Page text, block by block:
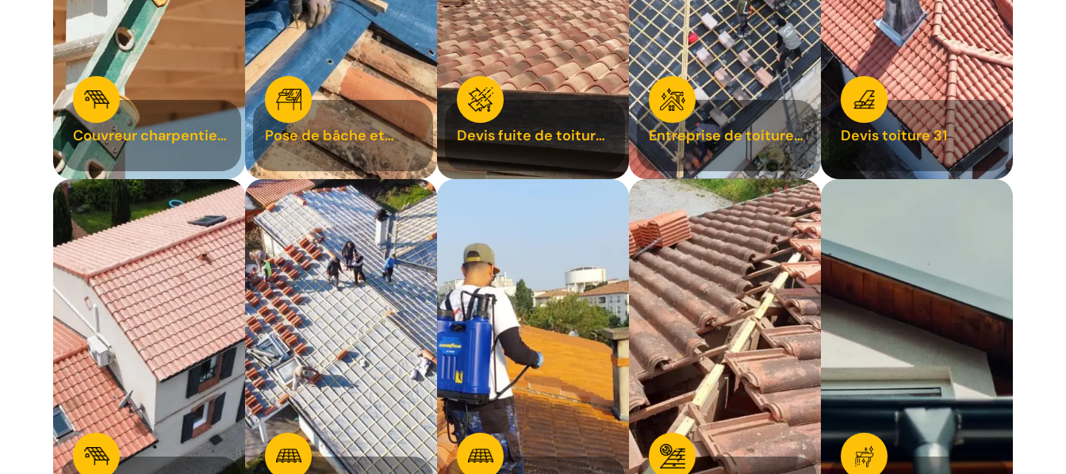
Couvreur charpentier
31
Pose de bâche et
bâchage de toiture 31
Devis fuite de toiture
31
Entreprise de toiture
31
Devis toiture 31